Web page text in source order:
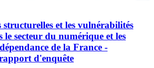
structurelles et les vulnérabilités
le secteur du numérique et les
de la France -
d'enquête